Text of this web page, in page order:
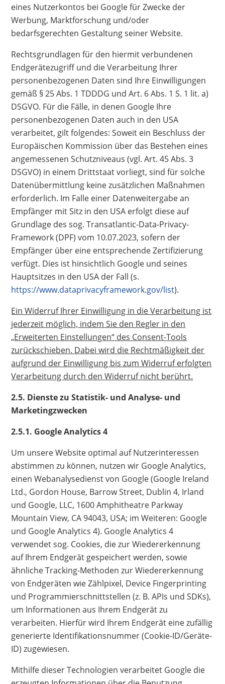
eines Nutzerkontos bei Google für Zwecke der
Werbung, Marktforschung und/oder
bedarfsgerechten Gestaltung seiner Website.
Rechtsgrundlagen für den hiermit verbundenen
Endgerätezugriff und die Verarbeitung Ihrer
personenbezogenen Daten sind Ihre Einwilligungen
gemäß § 25 Abs. 1 TDDDG und Art. 6 Abs. 1 S. 1 lit. a)
DSGVO. Für die Fälle, in denen Google Ihre
personenbezogenen Daten auch in den USA
verarbeitet, gilt folgendes: Soweit ein Beschluss der
Europäischen Kommission über das Bestehen eines
angemessenen Schutzniveaus (vgl. Art. 45 Abs. 3
DSGVO) in einem Drittstaat vorliegt, sind für solche
Datenübermittlung keine zusätzlichen Maßnahmen
erforderlich. Im Falle einer Datenweitergabe an
Empfänger mit Sitz in den USA erfolgt diese auf
Grundlage des sog. Transatlantic-Data-Privacy-
Framework (DPF) vom 10.07.2023, sofern der
Empfänger über eine entsprechende Zertifizierung
verfügt. Dies ist hinsichtlich Google und seines
Hauptsitzes in den USA der Fall (s.
https://www.dataprivacyframework.gov/list).
Ein Widerruf Ihrer Einwilligung in die Verarbeitung ist
jederzeit möglich, indem Sie den Regler in den
„Erweiterten Einstellungen“ des Consent-Tools
zurückschieben. Dabei wird die Rechtmäßigkeit der
aufgrund der Einwilligung bis zum Widerruf erfolgten
Verarbeitung durch den Widerruf nicht berührt.
2.5. Dienste zu Statistik- und Analyse- und
Marketingzwecken
2.5.1. Google Analytics 4
Um unsere Website optimal auf Nutzerinteressen
abstimmen zu können, nutzen wir Google Analytics,
einen Webanalysedienst von Google (Google Ireland
Ltd., Gordon House, Barrow Street, Dublin 4, Irland
und Google, LLC, 1600 Amphitheatre Parkway
Mountain View, CA 94043, USA; im Weiteren: Google
und Google Analytics 4). Google Analytics 4
verwendet sog. Cookies, die zur Wiedererkennung
auf Ihrem Endgerät gespeichert werden, sowie
ähnliche Tracking-Methoden zur Wiedererkennung
von Endgeräten wie Zählpixel, Device Fingerprinting
und Programmierschnittstellen (z. B. APIs und SDKs),
um Informationen aus Ihrem Endgerät zu
verarbeiten. Hierfür wird Ihrem Endgerät eine zufällig
generierte Identifikationsnummer (Cookie-ID/Geräte-
ID) zugewiesen.
Mithilfe dieser Technologien verarbeitet Google die